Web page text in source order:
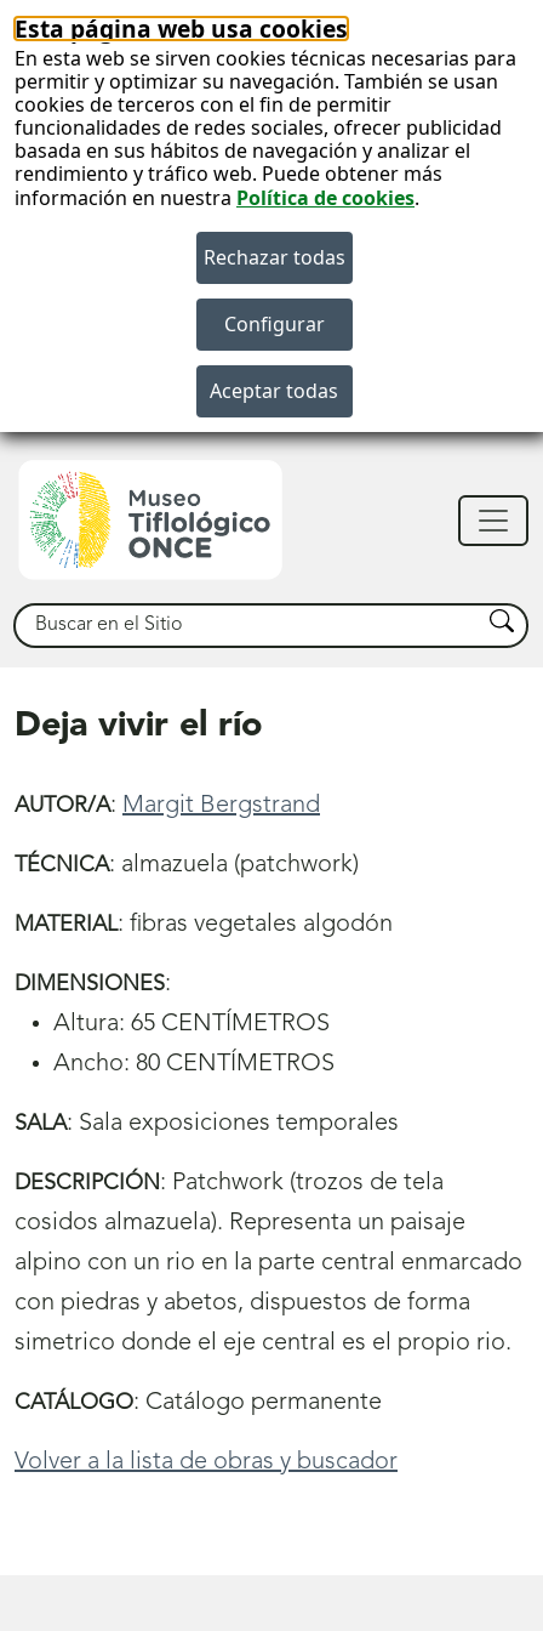
Esta página web usa cookies
En esta web se sirven cookies técnicas necesarias para
permitir y optimizar su navegación. También se usan
cookies de terceros con el fin de permitir
funcionalidades de redes sociales, ofrecer publicidad
basada en sus hábitos de navegación y analizar el
rendimiento y tráfico web. Puede obtener más
información en nuestra Política de cookies.
Buscar Buscar
Deja vivir el río
AUTOR/A: Margit Bergstrand
TÉCNICA: almazuela (patchwork)
MATERIAL: fibras vegetales algodón
DIMENSIONES:
Altura: 65 CENTÍMETROS
Ancho: 80 CENTÍMETROS
SALA: Sala exposiciones temporales
DESCRIPCIÓN: Patchwork (trozos de tela
cosidos almazuela). Representa un paisaje
alpino con un rio en la parte central enmarcado
con piedras y abetos, dispuestos de forma
simetrico donde el eje central es el propio rio.
CATÁLOGO: Catálogo permanente
Volver a la lista de obras y buscador